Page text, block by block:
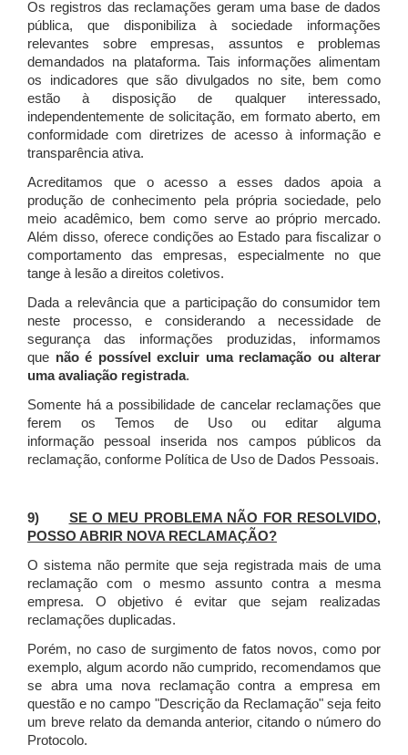
Os registros das reclamações geram uma base de dados
pública, que disponibiliza à sociedade informações
relevantes sobre empresas, assuntos e problemas
demandados na plataforma. Tais informações alimentam
os indicadores que são divulgados no site, bem como
estão à disposição de qualquer interessado,
independentemente de solicitação, em formato aberto, em
conformidade com diretrizes de acesso à informação e
transparência ativa.
Acreditamos que o acesso a esses dados apoia a
produção de conhecimento pela própria sociedade, pelo
meio acadêmico, bem como serve ao próprio mercado.
Além disso, oferece condições ao Estado para fiscalizar o
comportamento das empresas, especialmente no que
tange à lesão a direitos coletivos.
Dada a relevância que a participação do consumidor tem
neste processo, e considerando a necessidade de
segurança das informações produzidas, informamos
que não é possível excluir uma reclamação ou alterar
uma avaliação registrada.
Somente há a possibilidade de cancelar reclamações que
ferem os Temos de Uso ou editar alguma
informação pessoal inserida nos campos públicos da
reclamação, conforme Política de Uso de Dados Pessoais.
9) SE O MEU PROBLEMA NÃO FOR RESOLVIDO,
POSSO ABRIR NOVA RECLAMAÇÃO?
O sistema não permite que seja registrada mais de uma
reclamação com o mesmo assunto contra a mesma
empresa. O objetivo é evitar que sejam realizadas
reclamações duplicadas.
Porém, no caso de surgimento de fatos novos, como por
exemplo, algum acordo não cumprido, recomendamos que
se abra uma nova reclamação contra a empresa em
questão e no campo "Descrição da Reclamação" seja feito
um breve relato da demanda anterior, citando o número do
Protocolo.